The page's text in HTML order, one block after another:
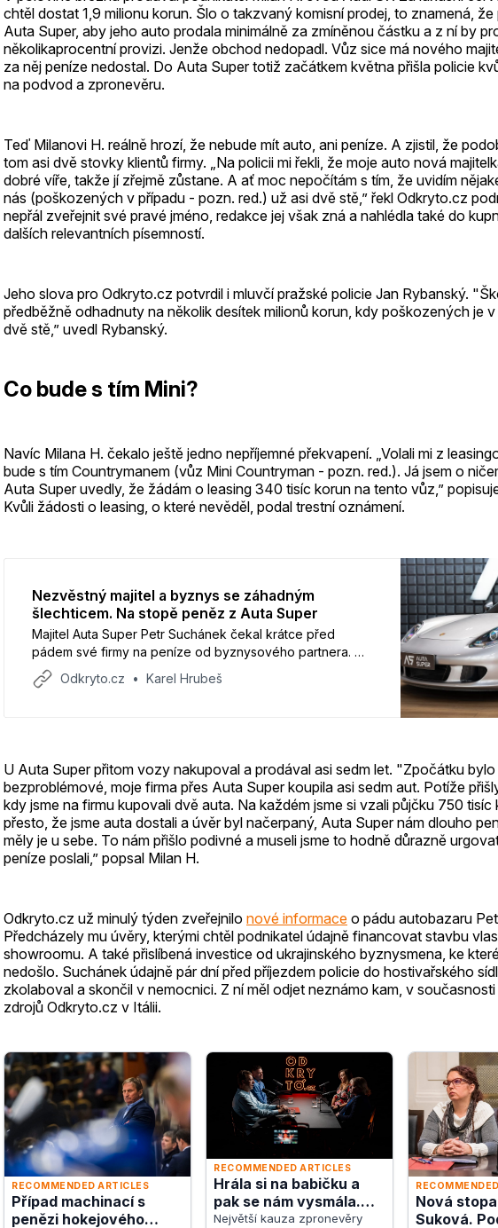
chtěl dostat 1,9 milionu korun. Šlo o takzvaný komisní prodej, to znamená, že
Auta Super, aby jeho auto prodala minimálně za zmíněnou částku a z ní by
několikaprocentní provizi. Jenže obchod nedopadl. Vůz sice má nového
za něj peníze nedostal. Do Auta Super totiž začátkem května přišla policie
na podvod a zpronevěru.
Teď Milanovi H. reálně hrozí, že nebude mít auto, ani peníze. A zjistil, že
tom asi dvě stovky klientů firmy. „Na policii mi řekli, že moje auto nová
dobré víře, takže jí zřejmě zůstane. A ať moc nepočítám s tím, že uvidím
nás (poškozených v případu - pozn. red.) už asi dvě stě,” řekl Odkryto.cz
nepřál zveřejnit své pravé jméno, redakce jej však zná a nahlédla také do
dalších relevantních písemností.
Jeho slova pro Odkryto.cz potvrdil i mluvčí pražské policie Jan Rybanský.
předběžně odhadnuty na několik desítek milionů korun, kdy poškozených je
dvě stě,” uvedl Rybanský.
Co bude s tím Mini?
Navíc Milana H. čekalo ještě jedno nepříjemné překvapení. „Volali mi z
bude s tím Countrymanem (vůz Mini Countryman - pozn. red.). Já jsem o
Auta Super uvedly, že žádám o leasing 340 tisíc korun na tento vůz,”
Kvůli žádosti o leasing, o které nevěděl, podal trestní oznámení.
Nezvěstný majitel a byznys se záhadným
šlechticem. Na stopě peněz z Auta Super
Majitel Auta Super Petr Suchánek čekal krátce před
pádem své firmy na peníze od byznysového partnera. Co
předcházelo pádu značky, se kterou se spojovali
influenceři, sportovci i byznysmeni?
Odkryto.cz Karel Hrubeš
U Auta Super přitom vozy nakupoval a prodával asi sedm let. "Zpočátku
bezproblémové, moje firma přes Auta Super koupila asi sedm aut. Potíže
kdy jsme na firmu kupovali dvě auta. Na každém jsme si vzali půjčku 750 tisíc
přesto, že jsme auta dostali a úvěr byl načerpaný, Auta Super nám dlouho
měly je u sebe. To nám přišlo podivné a museli jsme to hodně důrazně
peníze poslali,” popsal Milan H.
Odkryto.cz už minulý týden zveřejnilo nové informace o pádu autobazaru
Předcházely mu úvěry, kterými chtěl podnikatel údajně financovat stavbu
showroomu. A také přislíbená investice od ukrajinského byznysmena, ke
nedošlo. Suchánek údajně pár dní před příjezdem policie do hostivařského
zkolaboval a skončil v nemocnici. Z ní měl odjet neznámo kam, v
zdrojů Odkryto.cz v Itálii.